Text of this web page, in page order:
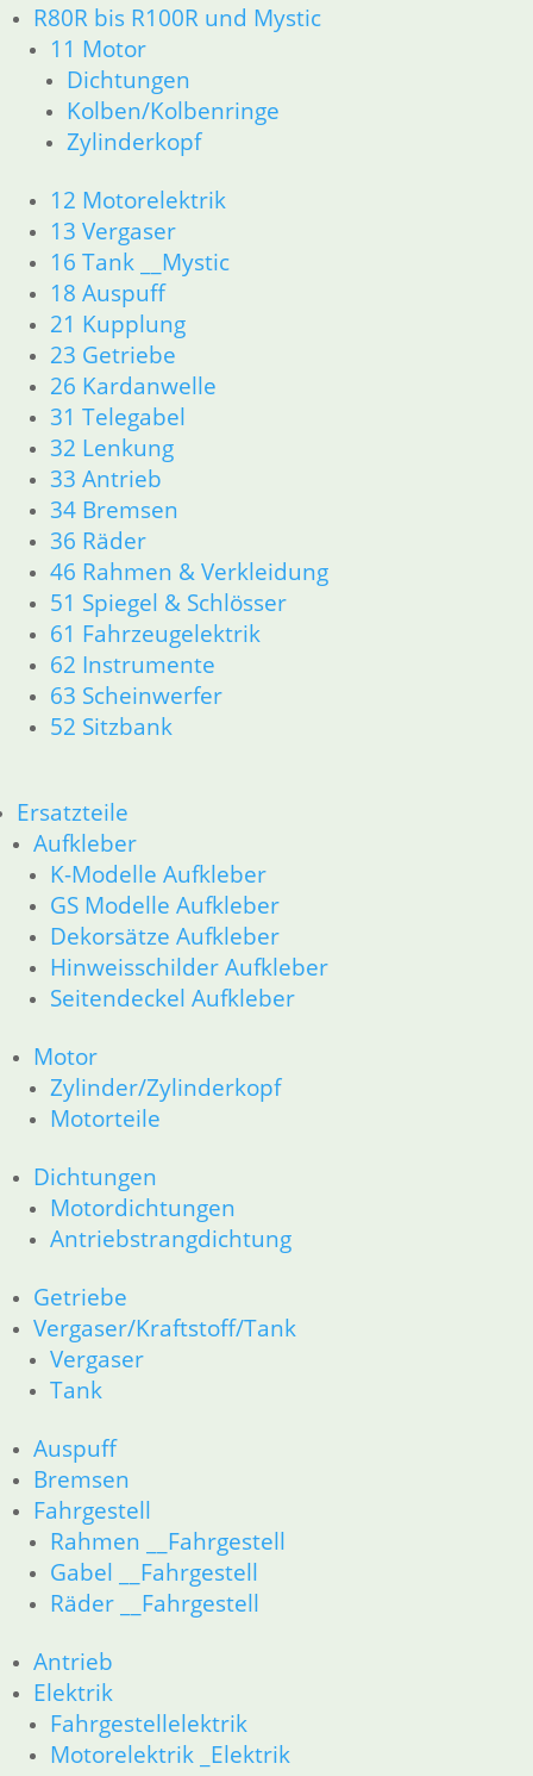
R80R bis R100R und Mystic
11 Motor
Dichtungen
Kolben/Kolbenringe
Zylinderkopf
12 Motorelektrik
13 Vergaser
16 Tank __Mystic
18 Auspuff
21 Kupplung
23 Getriebe
26 Kardanwelle
31 Telegabel
32 Lenkung
33 Antrieb
34 Bremsen
36 Räder
46 Rahmen & Verkleidung
51 Spiegel & Schlösser
61 Fahrzeugelektrik
62 Instrumente
63 Scheinwerfer
52 Sitzbank
Ersatzteile
Aufkleber
K-Modelle Aufkleber
GS Modelle Aufkleber
Dekorsätze Aufkleber
Hinweisschilder Aufkleber
Seitendeckel Aufkleber
Motor
Zylinder/Zylinderkopf
Motorteile
Dichtungen
Motordichtungen
Antriebstrangdichtung
Getriebe
Vergaser/Kraftstoff/Tank
Vergaser
Tank
Auspuff
Bremsen
Fahrgestell
Rahmen __Fahrgestell
Gabel __Fahrgestell
Räder __Fahrgestell
Antrieb
Elektrik
Fahrgestellelektrik
Motorelektrik _Elektrik
Hinweisschilder Aufkleber
Seitendeckel Aufkleber
Motor
Zylinder/Zylinderkopf
Motorteile
Dichtungen
Antriebstrangdichtung
Getriebe
Vergaser/Kraftstoff/Tank
Vergaser
Tank
Auspuff
Bremsen
Fahrgestell
Rahmen __Fahrgestell
Gabel __Fahrgestell
Räder __Fahrgestell
Antrieb
Elektrik
Fahrgestellelektrik
Motorelektrik _Elektrik
Schalter für Bremsen, Kupplung & Licht
Scheinwerfer & Instrument
Zubehör
Zubehör und Wartung
Products
Service
Kontakt
Warenkorb
Mein Konto
Links
Newsletter Anmeldung
Information
Impressum
AGB
Datenschutzerklärung
Zahlung und Lieferung
Cookie-Richtlinie (EU)
Widerrufsbelehrung
Vertrag widerrufen
Teilesuche und Referenzummern